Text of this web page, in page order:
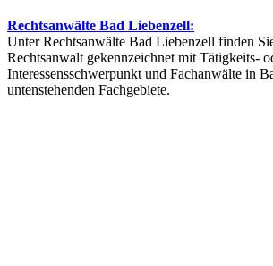
Rechtsanwälte Bad Liebenzell:
Unter Rechtsanwälte Bad Liebenzell finden
Rechtsanwalt gekennzeichnet mit Tätigkeits-
Interessensschwerpunkt und Fachanwälte in
untenstehenden Fachgebiete.